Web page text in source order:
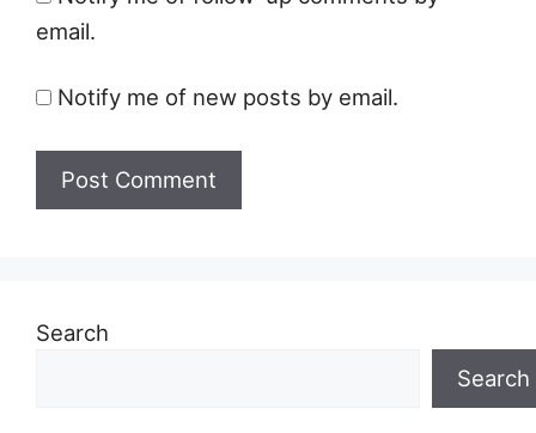
email.
Notify me of new posts by email.
Search
Search